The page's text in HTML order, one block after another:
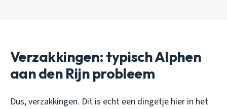
Verzakkingen: typisch Alphen
aan den Rijn probleem
Dus, verzakkingen. Dit is echt een dingetje hier in het